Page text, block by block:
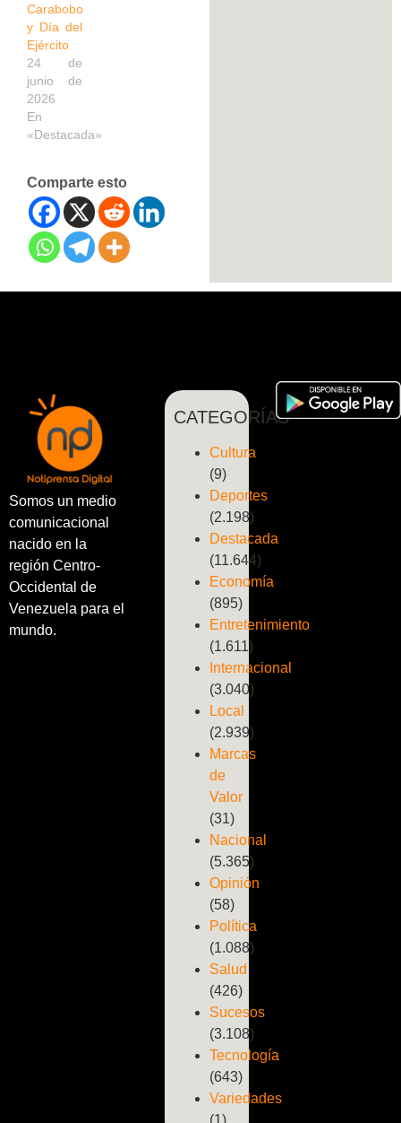
Carabobo
y Día del
Ejército
24 de
junio de
2026
En
«Destacada»
Comparte esto
Somos un medio
comunicacional
nacido en la
región Centro-
Occidental de
Venezuela para el
mundo.
CATEGORÍAS
Cultura
(9)
Deportes
(2.198)
Destacada
(11.644)
Economía
(895)
Entretenimiento
(1.611)
Internacional
(3.040)
Local
(2.939)
Marcas
de
Valor
(31)
Nacional
(5.365)
Opinión
(58)
Política
(1.088)
Salud
(426)
Sucesos
(3.108)
Tecnología
(643)
Variedades
(1)